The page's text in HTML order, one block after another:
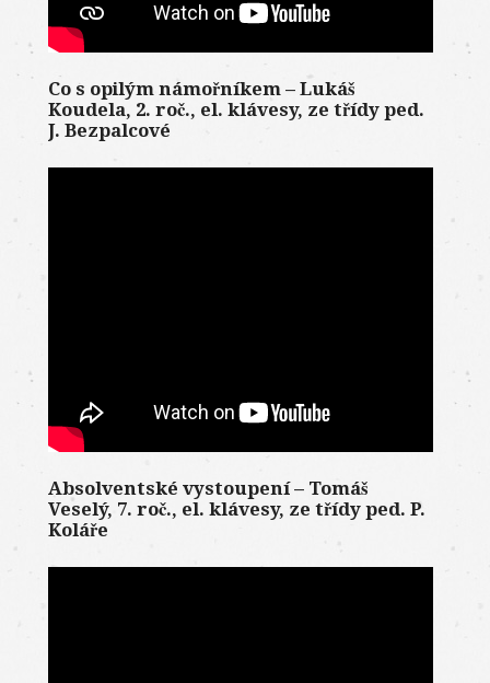
Co s opilým námořníkem – Lukáš
Koudela, 2. roč., el. klávesy, ze třídy ped.
J. Bezpalcové
Absolventské vystoupení – Tomáš
Veselý, 7. roč., el. klávesy, ze třídy ped. P.
Koláře